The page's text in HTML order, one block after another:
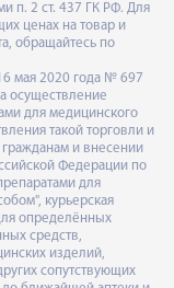
п. 2 ст. 437 ГК РФ. Для
ценах на товар и
обращайтесь по
мая 2020 года № 697
осуществление
для медицинского
такой торговли и
гражданам и внесении
Федерации по
для
курьерская
определённых
средств,
изделий,
сопутствующих